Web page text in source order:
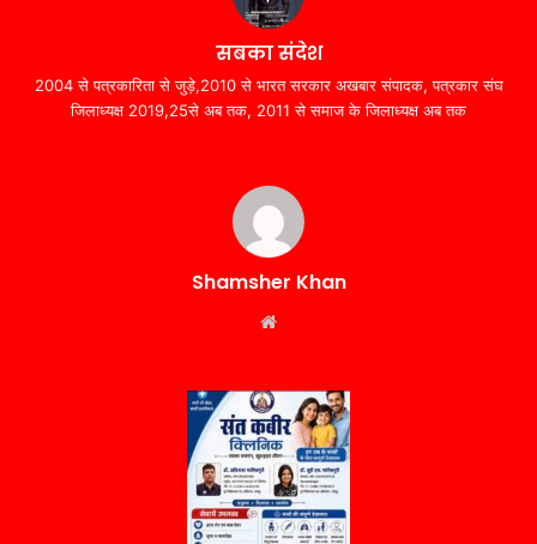
सबका संदेश
2004 से पत्रकारिता से जुड़े,2010 से भारत सरकार अखबार संपादक, पत्रकार संघ
जिलाध्यक्ष 2019,25से अब तक, 2011 से समाज के जिलाध्यक्ष अब तक
Shamsher Khan